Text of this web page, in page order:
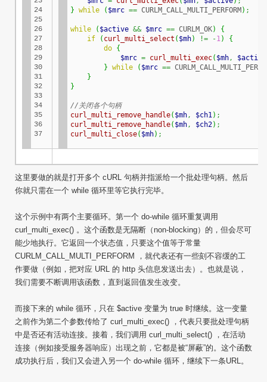
24
25
26
27
28
29
30
31
32
33
34
35
36
37
} while ( $mrc == CURLM_CALL_MULTI_PERFORM ) ;
while ( $active && $mrc == CURLM_OK)
{
if
( curl_multi_select ( $mh) != -1)
{
do {
$mrc = curl_multi_exec( $mh, $active
} while ( $mrc ==
}
}
//关闭各个句柄
curl_multi_remove_handle( $mh, $ch1) ;
curl_multi_remove_handle( $mh, $ch2) ;
curl_multi_close( $mh) ;
这里要做的就是打开多个 cURL 句柄并指派给一个批处理句柄。然后
你就只需在一个 while 循环里等它执行完毕。
这个示例中有两个主要循环。第一个 do-while 循环重复调用
curl_multi_exec() 。这个函数是无隔断（non-blocking）的，但会尽可
能少地执行。它返回一个状态值，只要这个值等于常量
CURLM_CALL_MULTI_PERFORM ，就代表还有一些刻不容缓的工
作要做（例如，把对应 URL 的 http 头信息发送出去）。也就是说，
我们需要不断调用该函数，直到返回值发生改变。
而接下来的 while 循环，只在 $active 变量为 true 时继续。这一变量
之前作为第二个参数传给了 curl_multi_exec() ，代表只要批处理句柄
中是否还有活动连接。接着，我们调用 curl_multi_select() ，在活动
连接（例如接受服务器响应）出现之前，它都是被“屏蔽”的。这个函数
成功执行后，我们又会进入另一个 do-while 循环，继续下一条URL。